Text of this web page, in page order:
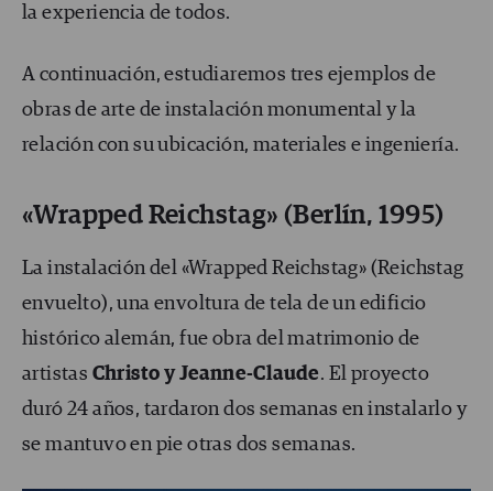
la experiencia de todos.
A continuación, estudiaremos tres ejemplos de
obras de arte de instalación monumental y la
relación con su ubicación, materiales e ingeniería.
«Wrapped Reichstag» (Berlín, 1995)
La instalación del «Wrapped Reichstag» (Reichstag
envuelto), una envoltura de tela de un edificio
histórico alemán, fue obra del matrimonio de
artistas Christo y Jeanne-Claude. El proyecto
duró 24 años, tardaron dos semanas en instalarlo y
se mantuvo en pie otras dos semanas.